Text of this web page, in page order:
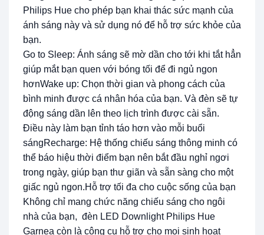
Philips Hue cho phép bạn khai thác sức mạnh của
ánh sáng này và sử dụng nó để hỗ trợ sức khỏe của
bạn.
Go to Sleep: Ánh sáng sẽ mờ dần cho tới khi tắt hẳn
giúp mắt bạn quen với bóng tối để đi ngủ ngon
hơnWake up: Chọn thời gian và phong cách của
bình minh được cá nhân hóa của bạn. Và đèn sẽ tự
động sáng dần lên theo lịch trình được cài sẵn.
Điều này làm bạn tỉnh táo hơn vào mỗi buổi
sángRecharge: Hệ thống chiếu sáng thông minh có
thể báo hiệu thời điểm bạn nên bắt đầu nghỉ ngơi
trong ngày, giúp bạn thư giãn và sẵn sàng cho một
giấc ngủ ngon.Hỗ trợ tối đa cho cuộc sống của bạn
Không chỉ mang chức năng chiếu sáng cho ngôi
nhà của bạn, đèn LED Downlight Philips Hue
Garnea còn là công cụ hỗ trợ cho mọi sinh hoạt